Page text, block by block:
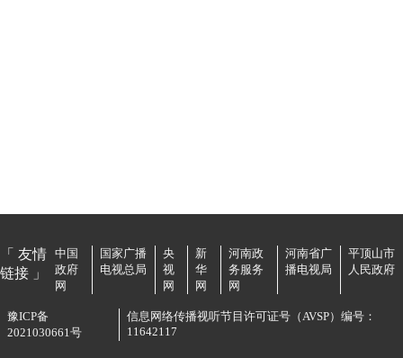
「 友情
链接 」
中国
政府
网
国家广播
电视总局
央
视
网
新
华
网
河南政
务服务
网
河南省广
播电视局
平顶山市
人民政府
豫ICP备
2021030661号
信息网络传播视听节目许可证号（AVSP）编号：
11642117